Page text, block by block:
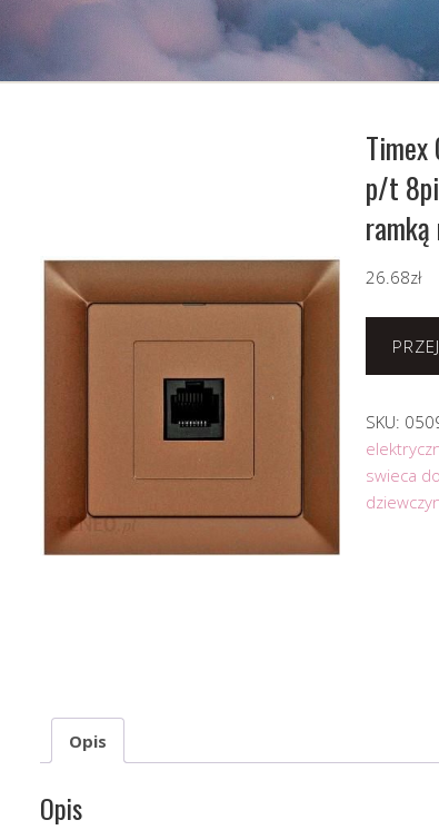
Timex
p/t
ramką
26.68zł
SKU:
swieca
Opis
Opis